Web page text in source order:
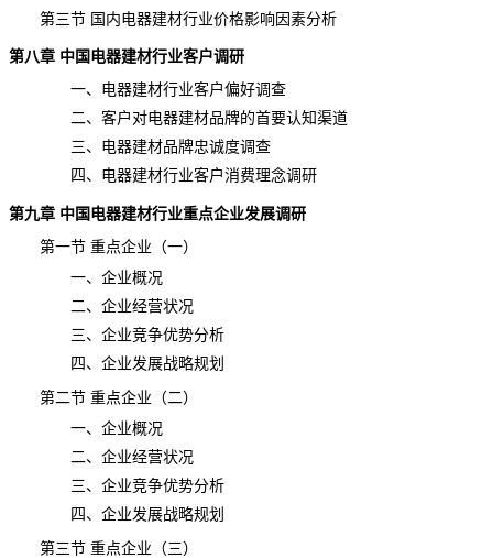
第三节 国内电器建材行业价格影响因素分析
第八章 中国电器建材行业客户调研
一、电器建材行业客户偏好调查
二、客户对电器建材品牌的首要认知渠道
三、电器建材品牌忠诚度调查
四、电器建材行业客户消费理念调研
第九章 中国电器建材行业重点企业发展调研
第一节 重点企业（一）
一、企业概况
二、企业经营状况
三、企业竞争优势分析
四、企业发展战略规划
第二节 重点企业（二）
一、企业概况
二、企业经营状况
三、企业竞争优势分析
四、企业发展战略规划
第三节 重点企业（三）